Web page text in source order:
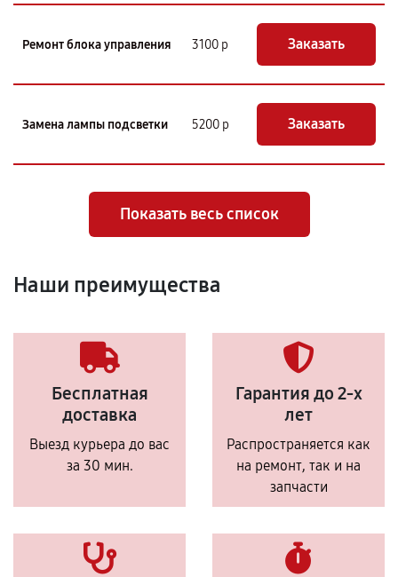
Ремонт блока управления 3100 р Заказать
Замена лампы подсветки 5200 р Заказать
Показать весь список
Наши преимущества
Бесплатная
доставка
Выезд курьера до вас
за 30 мин.
Гарантия до 2-х
лет
Распространяется как
на ремонт, так и на
запчасти